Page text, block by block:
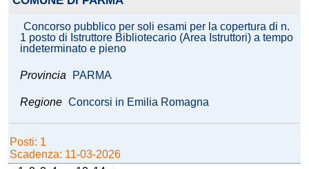
Concorso pubblico per soli esami per la copertura di n.
1 posto di Istruttore Bibliotecario (Area Istruttori) a tempo
indeterminato e pieno
Provincia PARMA
Regione Concorsi in Emilia Romagna
Posti: 1
Scadenza: 11-03-2026